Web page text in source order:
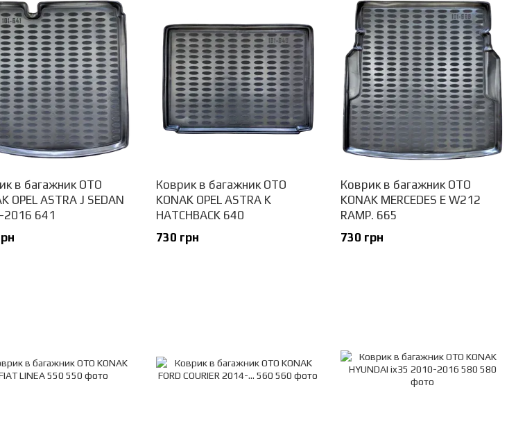
в багажник OTO
OPEL ASTRA J SEDAN
2016 641
Коврик в багажник OTO
KONAK OPEL ASTRA K
HATCHBACK 640
730 грн
Коврик в багажник OTO
KONAK MERCEDES E W212
RAMP. 665
730 грн